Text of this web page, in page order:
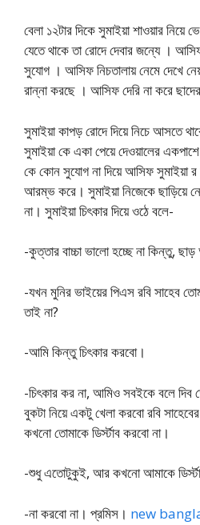
বেলা ১২টার দিকে সুমাইয়া শাওয়ার নিয়ে
যেতে থাকে তা রোদে দেবার জন্যে ।
সুযোগ । আসিফ নিচতালায় নেমে দেখে
রান্না করছে । আসিফ দেরি না করে
সুমাইয়া কাপড় রোদে দিয়ে নিচে আসতে
সুমাইয়া কে একা পেয়ে দেওয়ালের
কে কোন সুযোগ না দিয়ে আসিফ সুমাইয়া
আরম্ভ করে। সুমাইয়া নিজেকে ছাড়িয়ে
না। সুমাইয়া চিৎকার দিয়ে ওঠে বলে-
-কুত্তার বাচ্চা ভালো হচ্ছে না কিন্তু,
-যখন মুনির ভাইয়ের পিএস রবি সাহেব
তাই না?
-আমি কিন্তু চিৎকার করবো।
-চিৎকার কর না, আমিও সবইকে বলে দিব
বুকটা নিয়ে একটু খেলা করবো রবি
কখনো তোমাকে ডির্স্টাব করবো না।
-শুধু এতোটুকুই, আর কখনো আমাকে
-না করবো না। প্রমিস। new